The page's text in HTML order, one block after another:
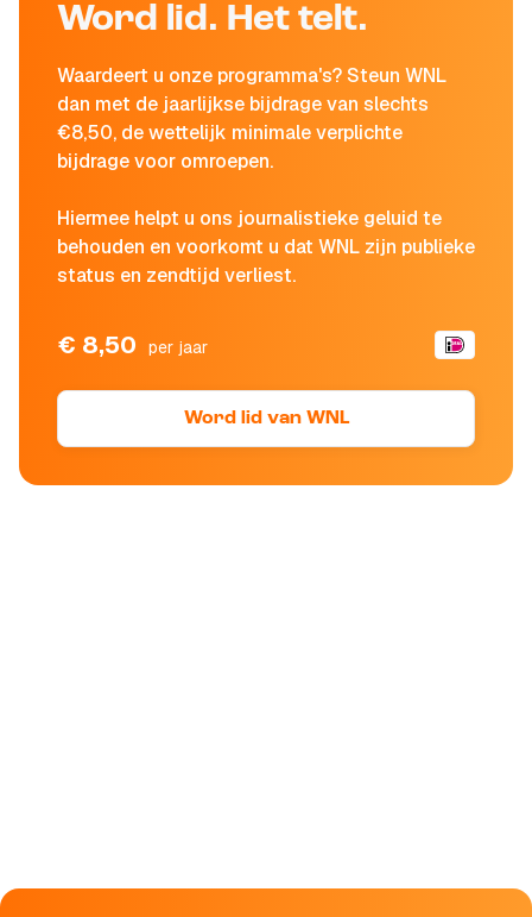
Word lid. Het telt.
Waardeert u onze programma's? Steun WNL
dan met de jaarlijkse bijdrage van slechts
€8,50, de wettelijk minimale verplichte
bijdrage voor omroepen.
Hiermee helpt u ons journalistieke geluid te
behouden en voorkomt u dat WNL zijn publieke
status en zendtijd verliest.
€ 8,50 per jaar
Word lid van WNL